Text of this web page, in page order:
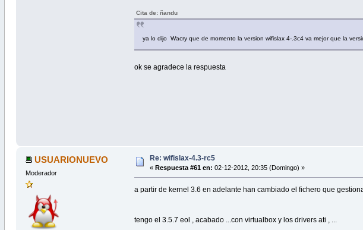
Cita de: ñandu
ya lo dijo Wacry que de momento la version wifislax 4-.3c4 va mejor que la
ok se agradece la respuesta
USUARIONUEVO
Moderador
Re: wifislax-4.3-rc5
« Respuesta #61 en: 02-12-2012, 20:35 (Domingo) »
a partir de kernel 3.6 en adelante han cambiado el fichero que
tengo el 3.5.7 eol , acabado ...con virtualbox y los drivers ati , ...